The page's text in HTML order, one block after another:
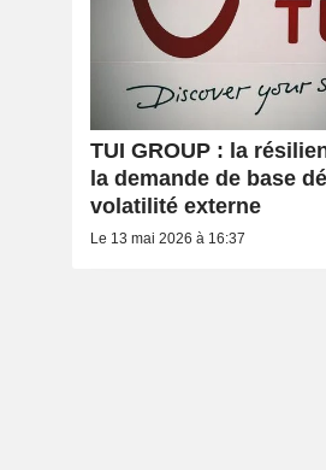
TUI GROUP : la
la demande de base
volatilité externe
Le 13 mai 2026 à 16:37